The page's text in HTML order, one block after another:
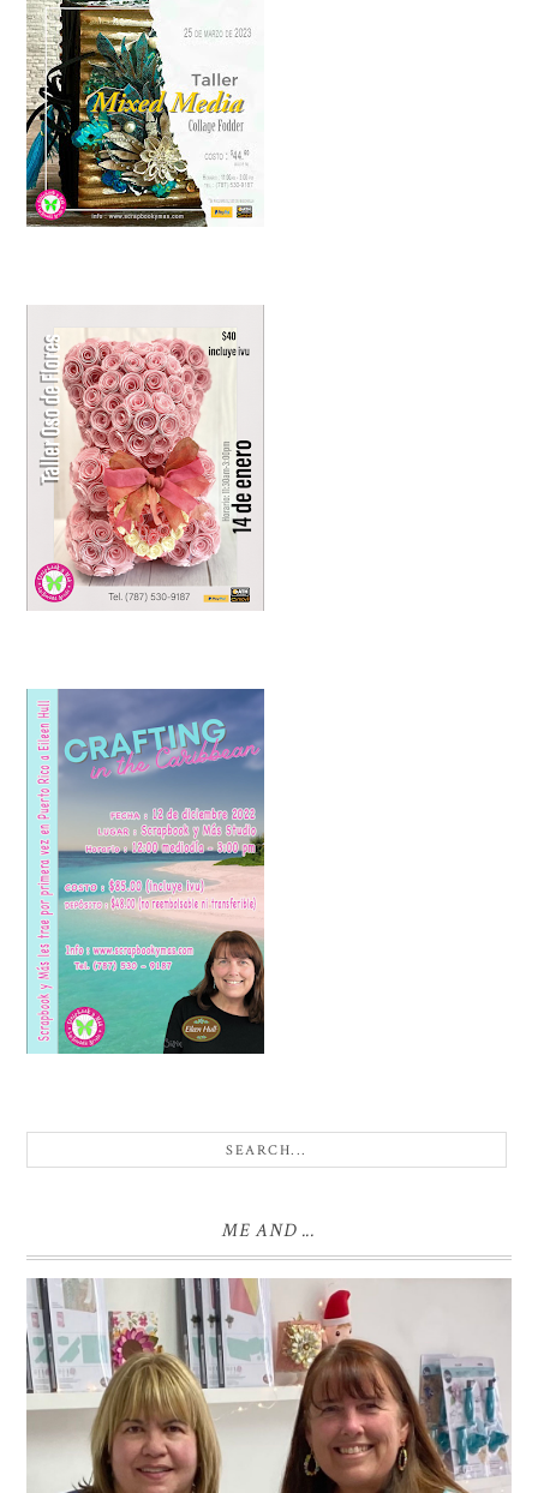
ME AND ...